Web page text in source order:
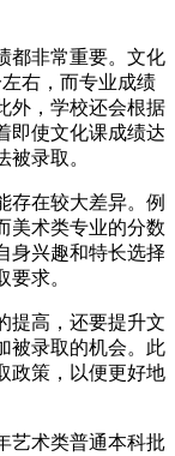
都非常重要。文化
右，而专业成绩
外，学校还会根据
即使文化课成绩达
录取。
存在较大差异。例
美术类专业的分数
身兴趣和特长选择
求。
提高，还要提升文
被录取的机会。此
政策，以便更好地
艺术类普通本科批